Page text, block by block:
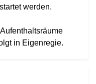
werden.
in Eigenregie.